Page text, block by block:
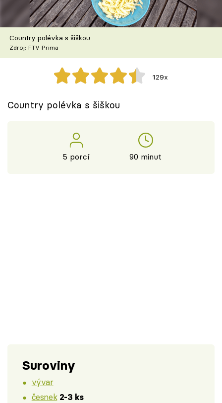
Škola vaření
Recepty z TV
Speciál: Cuketa
Těhotnej kuchař
Sledujte prima+
Country polévka s šiškou
Zdroj: FTV Prima
129x
Country polévka s šiškou
5 porcí 90 minut
Suroviny
vývar
česnek 2-3 ks